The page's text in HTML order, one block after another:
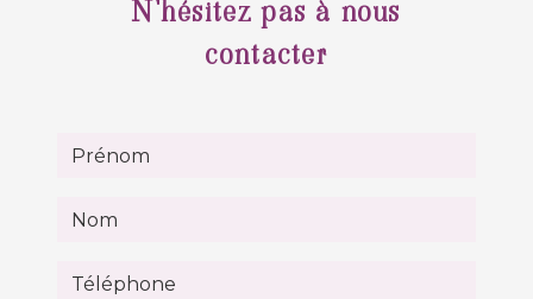
N'hésitez pas à nous
contacter